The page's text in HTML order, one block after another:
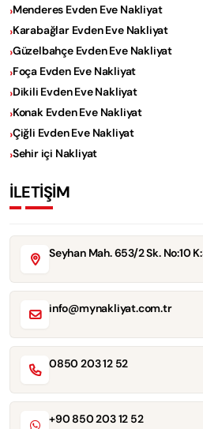
Menderes Evden Eve Nakliyat
Karabağlar Evden Eve Nakliyat
Güzelbahçe Evden Eve Nakliyat
Foça Evden Eve Nakliyat
Dikili Evden Eve Nakliyat
Konak Evden Eve Nakliyat
Çiğli Evden Eve Nakliyat
Sehir içi Nakliyat
İLETİŞİM
Seyhan Mah. 653/2 Sk. No:10
info@mynakliyat.com.tr
0850 203 12 52
+90 850 203 12 52